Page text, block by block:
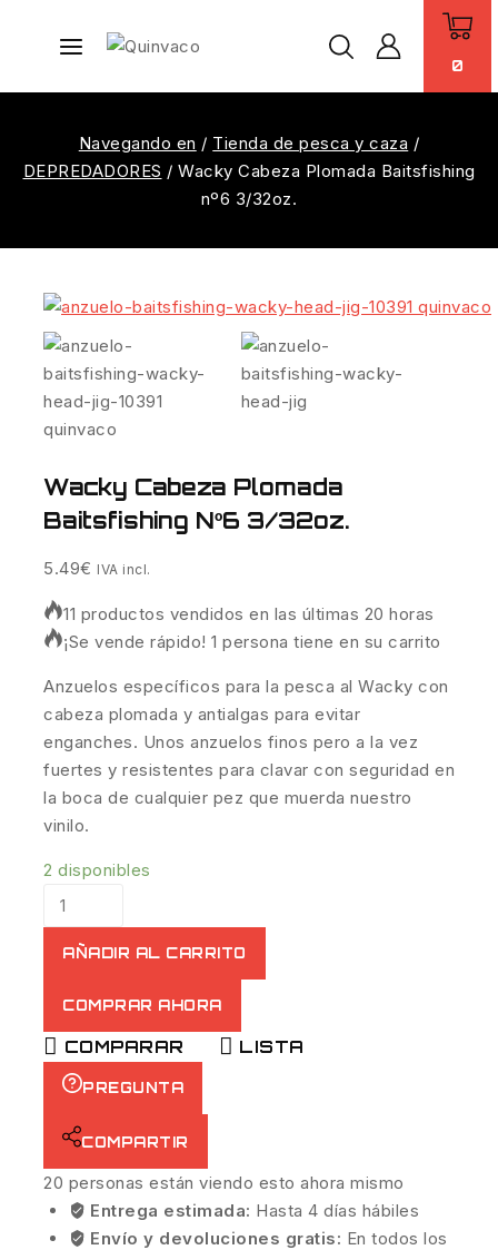
0
Navegando en / Tienda de pesca y caza /
DEPREDADORES / Wacky Cabeza Plomada Baitsfishing
nº6 3/32oz.
Wacky Cabeza Plomada
Baitsfishing Nº6 3/32oz.
5.49€ IVA incl.
11 productos vendidos en las últimas 20 horas
¡Se vende rápido! 1 persona tiene en su carrito
Anzuelos específicos para la pesca al Wacky con
cabeza plomada y antialgas para evitar
enganches. Unos anzuelos finos pero a la vez
fuertes y resistentes para clavar con seguridad en
la boca de cualquier pez que muerda nuestro
vinilo.
2 disponibles
AÑADIR AL CARRITO
COMPRAR AHORA
COMPARAR LISTA
PREGUNTA
COMPARTIR
20 personas están viendo esto ahora mismo
Entrega estimada: Hasta 4 días hábiles
Envío y devoluciones gratis: En todos los